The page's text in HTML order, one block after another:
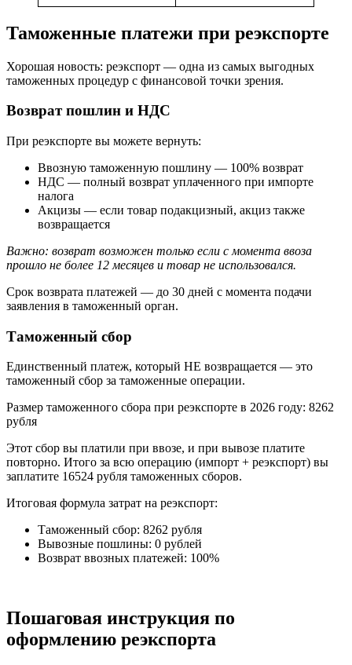
Таможенные платежи при реэкспорте
Хорошая новость: реэкспорт — одна из самых выгодных
таможенных процедур с финансовой точки зрения.
Возврат пошлин и НДС
При реэкспорте вы можете вернуть:
Ввозную таможенную пошлину — 100% возврат
НДС — полный возврат уплаченного при импорте
налога
Акцизы — если товар подакцизный, акциз также
возвращается
Важно: возврат возможен только если с момента ввоза
прошло не более 12 месяцев и товар не использовался.
Срок возврата платежей — до 30 дней с момента подачи
заявления в таможенный орган.
Таможенный сбор
Единственный платеж, который НЕ возвращается — это
таможенный сбор за таможенные операции.
Размер таможенного сбора при реэкспорте в 2026 году: 8262
рубля
Этот сбор вы платили при ввозе, и при вывозе платите
повторно. Итого за всю операцию (импорт + реэкспорт) вы
заплатите 16524 рубля таможенных сборов.
Итоговая формула затрат на реэкспорт:
Таможенный сбор: 8262 рубля
Вывозные пошлины: 0 рублей
Возврат ввозных платежей: 100%
Пошаговая инструкция по
оформлению реэкспорта